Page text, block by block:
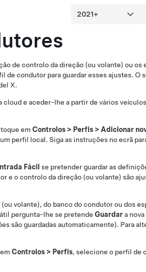
de controlo da direção (ou volante) ou os
de condutor para guardar esses ajustes. O
X.
cloud e aceder-lhe a partir de vários
em Controlos > Perfis > Adicionar
perfil local. Siga as instruções no ecrã
Fácil se pretender guardar as
e ocontrolo da direção (ou volante) são
volante), do banco do condutor ou dos
pergunta-lhe se pretende Guardara
são guardadas automaticamente). Para
Controlos > Perfis, selecione o perfil de